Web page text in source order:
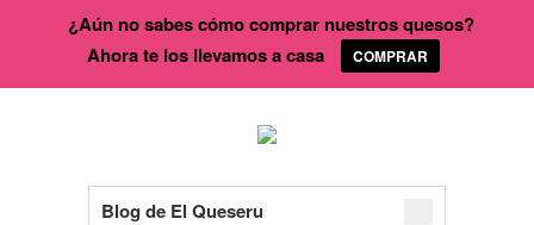
Blog de El Queseru
¿Aún no sabes cómo comprar nuestros quesos?
Ahora te los llevamos a casa
COMPRAR